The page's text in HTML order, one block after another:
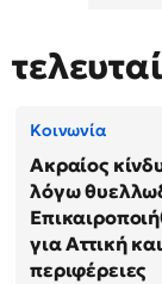
Κοινωνία
Ακραίος
λόγω
για Αττική
περιφέρειες